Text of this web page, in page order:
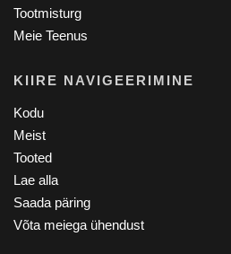
Tootmisturg
Meie Teenus
KIIRE NAVIGEERIMINE
Kodu
Meist
Tooted
Lae alla
Saada päring
Võta meiega ühendust